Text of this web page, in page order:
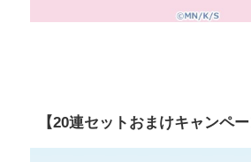
【20連セットおまけキャンペ